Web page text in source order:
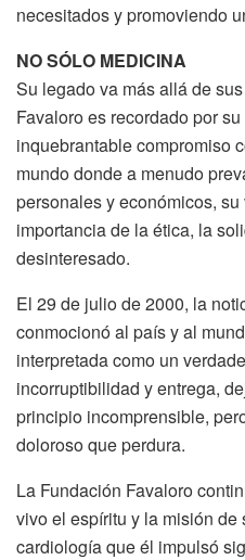
necesitados y promoviendo
NO SÓLO MEDICINA
Su legado va más allá de
Favaloro es recordado por
inquebrantable compromiso
mundo donde a menudo
personales y económicos,
importancia de la ética, la
desinteresado.
El 29 de julio de 2000, la
conmocionó al país y al
interpretada como un
incorruptibilidad y entrega,
principio incomprensible,
doloroso que perdura.
La Fundación Favaloro
vivo el espíritu y la misión de
cardiología que él impulsó